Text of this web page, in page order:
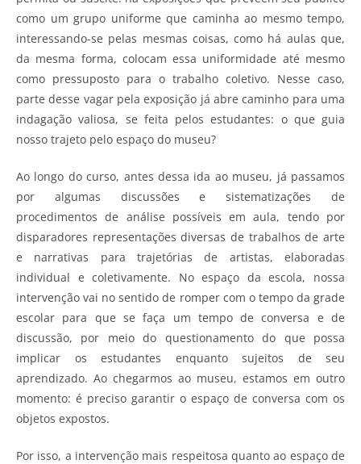
como um grupo uniforme que caminha ao mesmo tempo,
interessando-se pelas mesmas coisas, como há aulas que,
da mesma forma, colocam essa uniformidade até mesmo
como pressuposto para o trabalho coletivo. Nesse caso,
parte desse vagar pela exposição já abre caminho para uma
indagação valiosa, se feita pelos estudantes: o que guia
nosso trajeto pelo espaço do museu?
Ao longo do curso, antes dessa ida ao museu, já passamos
por algumas discussões e sistematizações de
procedimentos de análise possíveis em aula, tendo por
disparadores representações diversas de trabalhos de arte
e narrativas para trajetórias de artistas, elaboradas
individual e coletivamente. No espaço da escola, nossa
intervenção vai no sentido de romper com o tempo da grade
escolar para que se faça um tempo de conversa e de
discussão, por meio do questionamento do que possa
implicar os estudantes enquanto sujeitos de seu
aprendizado. Ao chegarmos ao museu, estamos em outro
momento: é preciso garantir o espaço de conversa com os
objetos expostos.
Por isso, a intervenção mais respeitosa quanto ao espaço de